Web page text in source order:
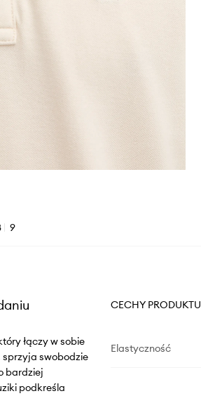
9
łączy w sobie
sprzyja swobodzie
bardziej
podkreśla
CECHY PRODUKTU
Elastyczność